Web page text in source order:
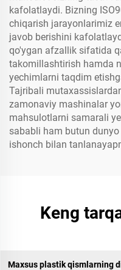
kafolatlaydi. Bizning
chiqarish jarayonlarimiz
javob berishini
qo'ygan afzallik sifatida
takomillashtirish hamda
yechimlarni taqdim
Tajribali
zamonaviy mashinalar
mahsulotlarni samarali
sababli ham butun
ishonch bilan
Keng
Maxsus plastik qismlarning